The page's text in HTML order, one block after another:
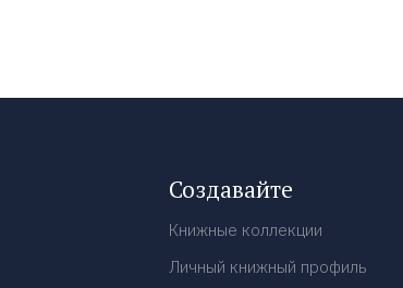
Создавайте
Книжные коллекции
Личный книжный профиль